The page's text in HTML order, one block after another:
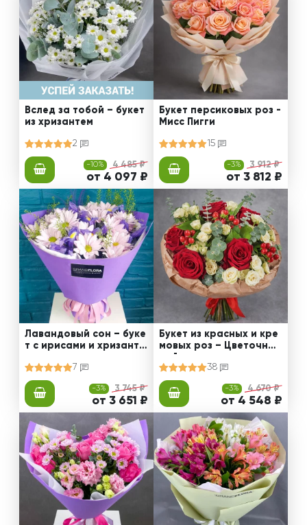
Вслед за тобой – букет
из хризантем
2
-10% 4 485 ₽
от 4 097 ₽
Букет персиковых роз -
Мисс Пигги
15
-3% 3 912 ₽
от 3 812 ₽
Лавандовый сон – буке
т с ирисами и хризанте
7
-3% 3 745 ₽
от 3 651 ₽
Букет из красных и кре
мовых роз – Цветочный
38
-3% 4 670 ₽
от 4 548 ₽